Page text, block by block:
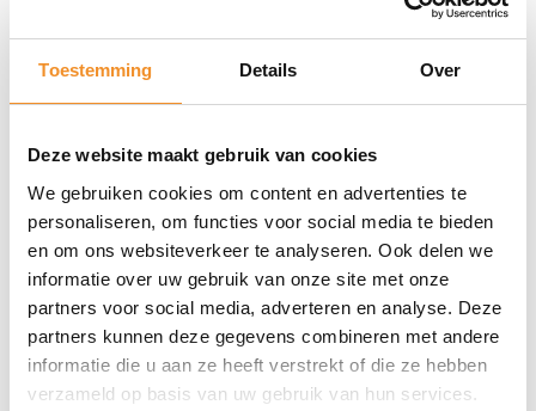
Toestemming Details Over
Deze website maakt gebruik van cookies
We gebruiken cookies om content en advertenties te
personaliseren, om functies voor social media te bieden
en om ons websiteverkeer te analyseren. Ook delen we
informatie over uw gebruik van onze site met onze
partners voor social media, adverteren en analyse. Deze
partners kunnen deze gegevens combineren met andere
informatie die u aan ze heeft verstrekt of die ze hebben
verzameld op basis van uw gebruik van hun services.
Xiaomi, Xioami,
Model
Kleur
Zwart
Staat
2dehands
MPN
MMXJ3PM/A, MMXJ3QN/A, MMXJ3ZD/A
EAN
0194253013952, 0194253014065